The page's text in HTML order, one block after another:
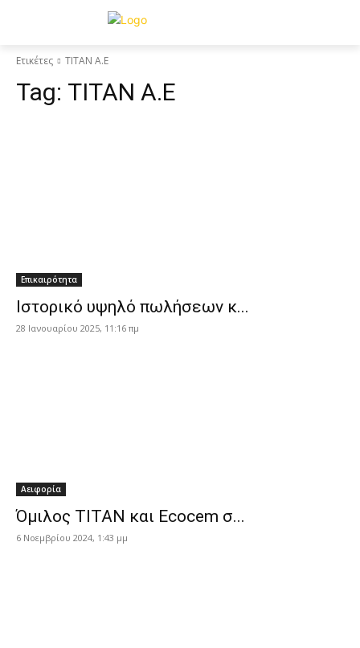
Ετικέτες ΤΙΤΑΝ Α.Ε
Tag: ΤΙΤΑΝ Α.Ε
Επικαιρότητα
Ιστορικό υψηλό πωλήσεων κ...
28 Ιανουαρίου 2025, 11:16 πμ
Αειφορία
Όμιλος ΤΙΤΑΝ και Ecocem σ...
6 Νοεμβρίου 2024, 1:43 μμ